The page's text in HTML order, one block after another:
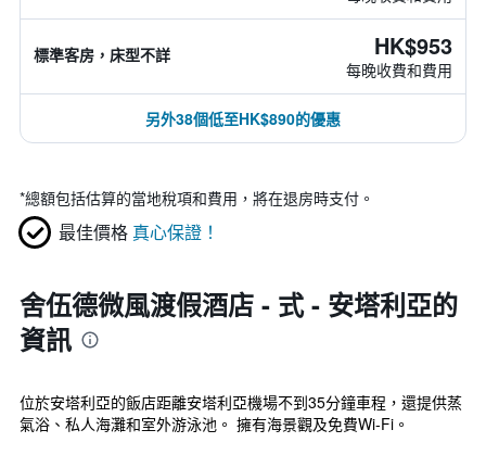
標準客房，床型不詳 HK$953
每晚收費和費用
另外38個低至HK$890的優惠
*總額包括估算的當地稅項和費用，將在退房時支付。
最佳價格 真心保證！
舍伍德微風渡假酒店 - 式 - 安塔利亞的
資訊
位於安塔利亞的飯店距離安塔利亞機場不到35分鐘車程，還提供蒸
氣浴、私人海灘和室外游泳池。 擁有海景觀及免費Wi-Fi。